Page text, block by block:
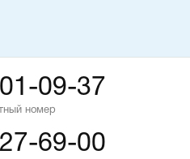
09-37
номер
69-00